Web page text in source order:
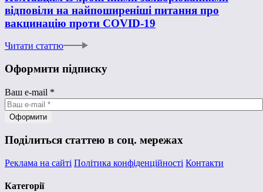
відповіли на найпоширеніші питання про
вакцинацію проти COVID-19
Читати статтю
Оформити підписку
Ваш e-mail *
Поділиться статтею в соц. мережах
Реклама на сайті Політика конфіденційності Контакти
Категорії